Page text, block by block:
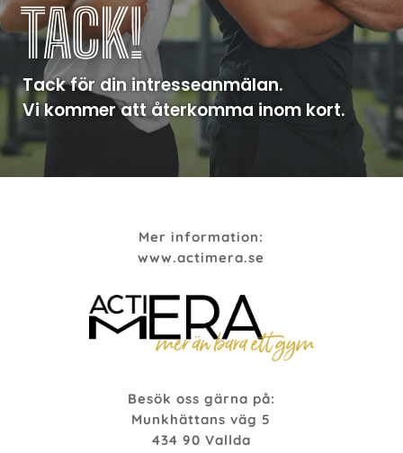
TACK!
Tack för din intresseanmälan.
Vi kommer att återkomma inom kort.
Mer information:
www.actimera.se
Besök oss gärna på:
Munkhättans väg 5
434 90 Vallda